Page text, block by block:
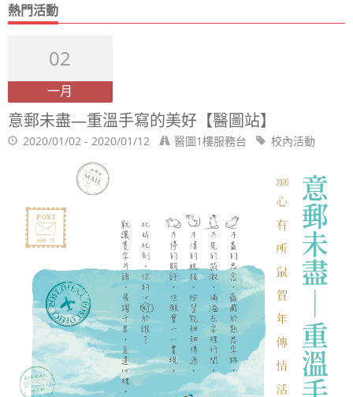
熱門活動
02
一月
意郵未盡—重溫手寫的美好【醫圖站】
2020/01/02 - 2020/01/12 醫圖1樓服務台 校內活動